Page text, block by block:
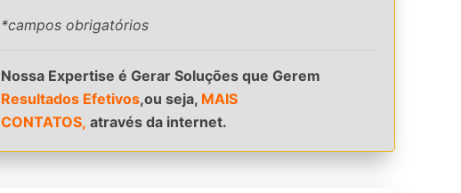
*campos obrigatórios
Nossa Expertise é Gerar Soluções que Gerem
Resultados Efetivos,ou seja, MAIS
CONTATOS, através da internet.